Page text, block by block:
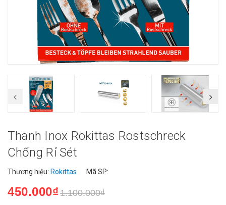
Thanh Inox Rokittas Rostschreck
Chống Rỉ Sét
Thương hiệu: Rokittas Mã SP:
450.000₫1.100.000₫